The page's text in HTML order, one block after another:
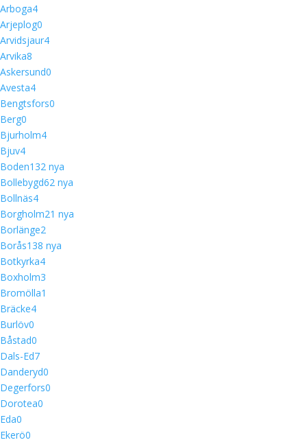
Arboga4
Arjeplog0
Arvidsjaur4
Arvika8
Askersund0
Avesta4
Bengtsfors0
Berg0
Bjurholm4
Bjuv4
Boden132 nya
Bollebygd62 nya
Bollnäs4
Borgholm21 nya
Borlänge2
Borås138 nya
Botkyrka4
Boxholm3
Bromölla1
Bräcke4
Burlöv0
Båstad0
Dals-Ed7
Danderyd0
Degerfors0
Dorotea0
Eda0
Ekerö0